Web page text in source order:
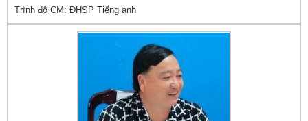
Trình độ CM: ĐHSP Tiếng anh